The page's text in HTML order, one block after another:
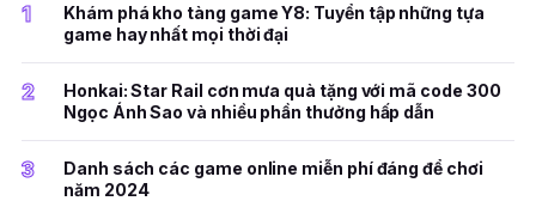
1
Khám phá kho tàng game Y8: Tuyển tập những tựa
game hay nhất mọi thời đại
2
Honkai: Star Rail cơn mưa quà tặng với mã code 300
Ngọc Ánh Sao và nhiều phần thưởng hấp dẫn
3
Danh sách các game online miễn phí đáng để chơi
năm 2024